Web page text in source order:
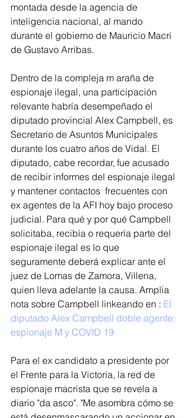
montada desde la agencia de
inteligencia nacional, al mando
durante el gobierno de Mauricio Macri
de Gustavo Arribas.
Dentro de la compleja m araña de
espionaje ilegal, una participación
relevante habría desempeñado el
diputado provincial Alex Campbell, es
Secretario de Asuntos Municipales
durante los cuatro años de Vidal. El
diputado, cabe recordar, fue acusado
de recibir informes del espionaje ilegal
y mantener contactos  frecuentes con
ex agentes de la AFI hoy bajo proceso
judicial. Para qué y por qué Campbell
solicitaba, recibía o requería parte del
espionaje ilegal es lo que
seguramente deberá explicar ante el
juez de Lomas de Zamora, Villena,
quien lleva adelante la causa. Amplia
nota sobre Campbell linkeando en : El
diputado Alex Campbell doble agente:
espionaje M y COVID 19
Para el ex candidato a presidente por
el Frente para la Victoria, la red de
espionaje macrista que se revela a
diario "da asco". "Me asombra cómo se